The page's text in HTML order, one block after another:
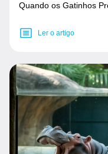
Quando os Gatinhos
Ler o artigo